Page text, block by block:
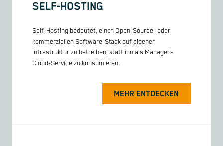
SELF-HOSTING
Self-Hosting bedeutet, einen Open-Source- oder
kommerziellen Software-Stack auf eigener
Infrastruktur zu betreiben, statt ihn als Managed-
Cloud-Service zu konsumieren.
MEHR ENTDECKEN